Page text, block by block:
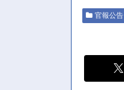
官報公告